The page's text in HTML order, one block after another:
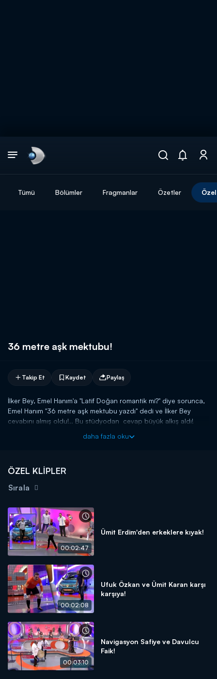
Tümü Bölümler Fragmanlar Özetler
36 metre aşk mektubu!
Takip Et Kaydet Paylaş
İlker Bey, Emel Hanım'a "Latif Doğan romantik mi?" diye sorunca,
Emel Hanım "36 metre aşk mektubu yazdı" dedi ve İlker Bey
cevabını almış oldu!.. Bu stüdyodan cevap büyük alkış aldı!
daha fazla oku
ÖZEL KLİPLER
Sırala
00:02:47
Ümit Erdim'den erkeklere kıyak!
00:02:08
Ufuk Özkan ve Ümit Karan karşı
karşıya!
00:03:10
Navigasyon Safiye ve Davulcu
Faik!